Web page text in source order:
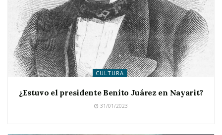
CULTURA
¿Estuvo el presidente Benito Juárez en Nayarit?
31/01/2023